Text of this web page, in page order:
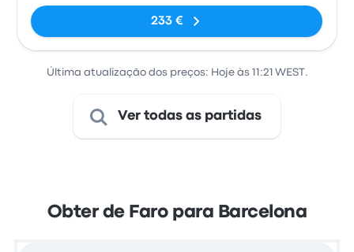
233 €
Última atualização dos preços: Hoje às 11:21 WEST.
Ver todas as partidas
Obter de Faro para Barcelona